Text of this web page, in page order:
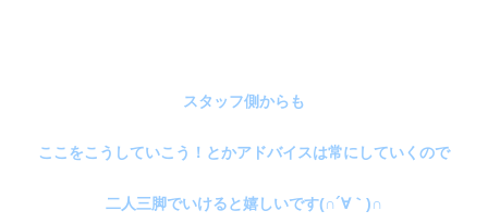
スタッフ側からも
ここをこうしていこう！とかアドバイスは常にしていくので
二人三脚でいけると嬉しいです(∩´∀｀)∩